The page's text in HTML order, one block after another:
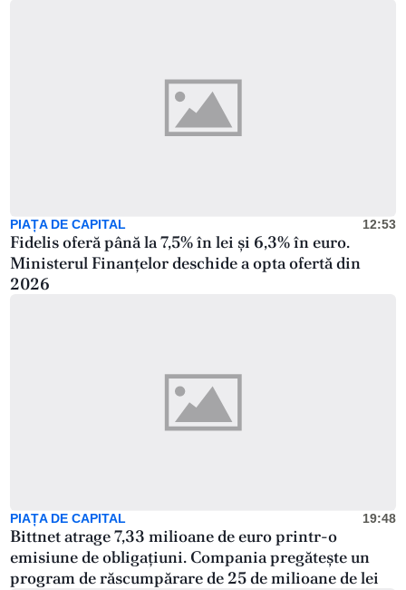
PIAȚA DE CAPITAL 12:53
Fidelis oferă până la 7,5% în lei și 6,3% în euro.
Ministerul Finanțelor deschide a opta ofertă din
2026
PIAȚA DE CAPITAL 19:48
Bittnet atrage 7,33 milioane de euro printr-o
emisiune de obligațiuni. Compania pregătește un
program de răscumpărare de 25 de milioane de lei